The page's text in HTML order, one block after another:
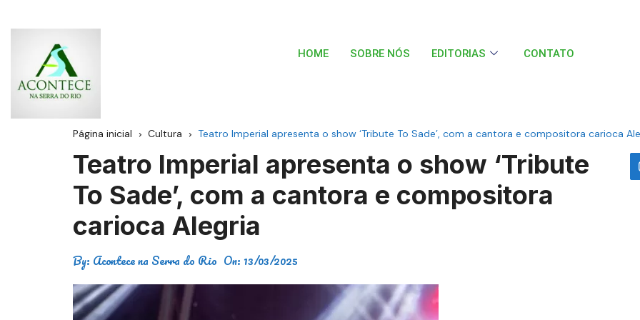
HOME SOBRE NÓS EDITORIAS CONTATO
Página inicial Cultura Teatro Imperial apresenta o show ‘Tribute To Sade’, com a cantora e compositora carioca
Teatro Imperial apresenta o show ‘Tribute
To Sade’, com a cantora e compositora
carioca Alegria
By: Acontece na Serra do Rio On: 13/03/2025